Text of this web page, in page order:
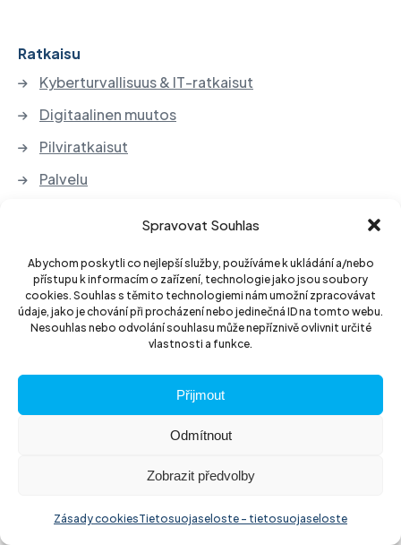
Spravovat Souhlas
Abychom poskytli co nejlepší služby, používáme k ukládání a/nebo
přístupu k informacím o zařízení, technologie jako jsou soubory
cookies. Souhlas s těmito technologiemi nám umožní zpracovávat
údaje, jako je chování při procházení nebo jedinečná ID na tomto webu.
Nesouhlas nebo odvolání souhlasu může nepříznivě ovlivnit určité
vlastnosti a funkce.
Přijmout
Odmítnout
Zobrazit předvolby
Zásady cookiesTietosuojaseloste - tietosuojaseloste
Ratkaisu
Kyberturvallisuus & IT-ratkaisut
Digitaalinen muutos
Pilviratkaisut
Palvelu
Julkiset asiakirjat
Yhdennettyä hallintojärjestelmää koskeva
politiikka
Ehdot ja edellytykset
Sähkölaitteiden ja paristojen takaisinotto